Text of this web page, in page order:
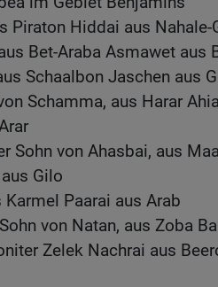
Piraton Hiddai aus Nahale-
Bet-Araba Asmawet aus
Schaalbon Jaschen aus
Schamma, aus Harar
Sohn von Ahasbai, aus
Gilo
Karmel Paarai aus Arab
von Natan, aus Zoba
Zelek Nachrai aus